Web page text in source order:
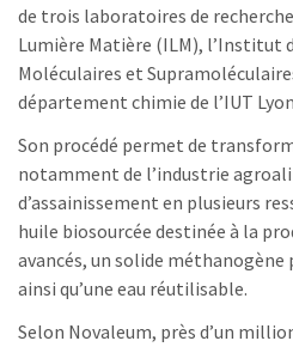
de trois laboratoires de
Lumière Matière (ILM), l’Institut
Moléculaires et
département chimie de l’IUT
Son procédé permet de
notamment de l’industrie
d’assainissement en plusieurs
huile biosourcée destinée à la
avancés, un solide méthanogène
ainsi qu’une eau réutilisable.
Selon Novaleum, près d’un